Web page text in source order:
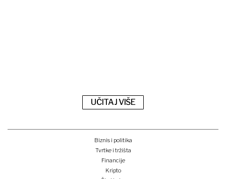
UČITAJ VIŠE
Biznis i politika
Tvrtke i tržišta
Financije
Kripto